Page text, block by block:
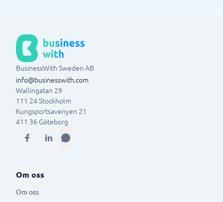
BusinessWith Sweden AB
info@businesswith.com
Wallingatan 29
111 24Stockholm
Kungsportsavenyen 21
411 36 Göteborg
Om oss
Om oss